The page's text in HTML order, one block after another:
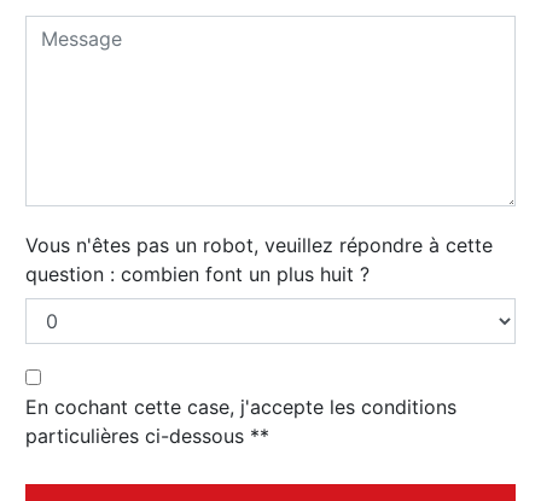
Vous n'êtes pas un robot, veuillez répondre à cette
question : combien font un plus huit ?
En cochant cette case, j'accepte les conditions
particulières ci-dessous **